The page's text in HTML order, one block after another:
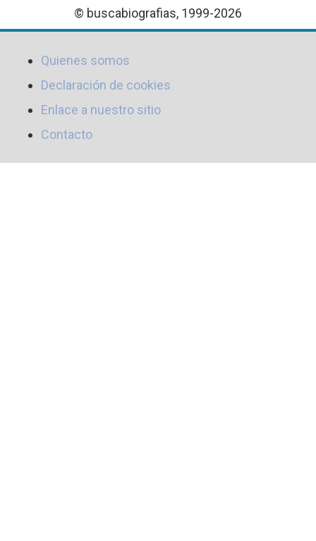
© buscabiografias, 1999-2026
Quienes somos
Declaración de cookies
Enlace a nuestro sitio
Contacto